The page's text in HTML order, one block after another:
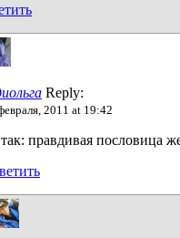
Reply:
2011 at 19:42
правдивая пословица